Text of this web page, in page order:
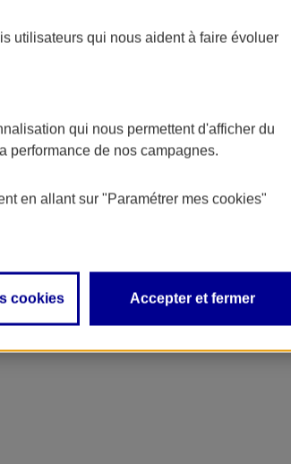
utilisateurs qui nous aident à faire évoluer
qui nous permettent d'afficher du
performance de nos campagnes.
en allant sur "Paramétrer mes cookies"
cookies Accepter et fermer